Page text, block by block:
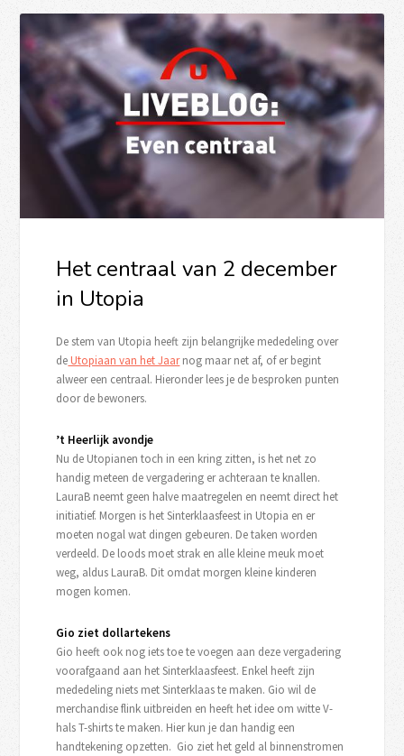
Het centraal van 2 december
in Utopia
De stem van Utopia heeft zijn belangrijke mededeling over
deUtopiaan van het Jaarnog maar net af, of er begint
alweer een centraal. Hieronder lees je de besproken punten
door de bewoners.
’t Heerlijk avondje
Nu de Utopianen toch in een kring zitten, is het net zo
handig meteen de vergadering er achteraan te knallen.
LauraB neemt geen halve maatregelen en neemt direct het
initiatief. Morgen is het Sinterklaasfeest in Utopia en er
moeten nogal wat dingen gebeuren. De taken worden
verdeeld. De loods moet strak en alle kleine meuk moet
weg, aldus LauraB. Dit omdat morgen kleine kinderen
mogen komen.
Gio ziet dollartekens
Gio heeft ook nog iets toe te voegen aan deze vergadering
voorafgaand aan het Sinterklaasfeest. Enkel heeft zijn
mededeling niets met Sinterklaas te maken. Gio wil de
merchandise flink uitbreiden en heeft het idee om witte V-
hals T-shirts te maken. Hier kun je dan handig een
handtekening opzetten. Gio ziet het geld al binnenstromen